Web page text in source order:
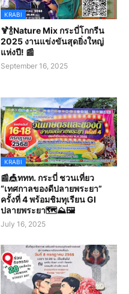
KRABI
🍹🍾Nature Mix กระบี่โกกรีน
2025 งานแข่งขันสุดยิ่งใหญ่
แห่งปี! 📰
September 16, 2025
KRABI
📰🎪ททท. กระบี่ ชวนเที่ยว
“เทศกาลของดีปลายพระยา”
ครั้งที่ 4 พร้อมชิมทุเรียน GI
ปลายพระยา🗺️⛰️🖼️
July 16, 2025